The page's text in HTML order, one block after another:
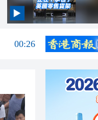
00:45
00:26
23:45